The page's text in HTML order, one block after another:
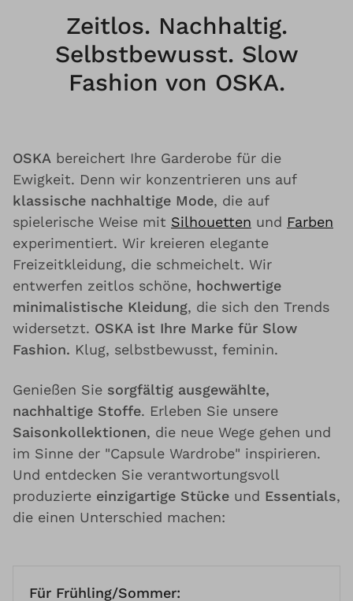
Zeitlos. Nachhaltig.
Selbstbewusst. Slow
Fashion von OSKA.
OSKA bereichert Ihre Garderobe für die
Ewigkeit. Denn wir konzentrieren uns auf
klassische nachhaltige Mode, die auf
spielerische Weise mit Silhouetten und Farben
experimentiert. Wir kreieren elegante
Freizeitkleidung, die schmeichelt. Wir
entwerfen zeitlos schöne, hochwertige
minimalistische Kleidung, die sich den Trends
widersetzt. OSKA ist Ihre Marke für Slow
Fashion. Klug, selbstbewusst, feminin.
Genießen Sie sorgfältig ausgewählte,
nachhaltige Stoffe. Erleben Sie unsere
Saisonkollektionen, die neue Wege gehen und
im Sinne der "Capsule Wardrobe" inspirieren.
Und entdecken Sie verantwortungsvoll
produzierte einzigartige Stücke und Essentials,
die einen Unterschied machen:
Für Frühling/Sommer: